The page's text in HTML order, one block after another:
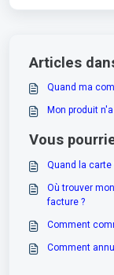
Articles
Quand ma
Mon produit
Vous
Quand la carte
Où trouver
facture ?
Comment
Comment